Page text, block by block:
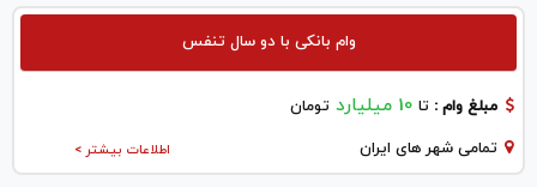
وام بانکی با دو سال تنفس
مبلغ وام : تا 10 میلیارد تومان
اطلاعات بیشتر > تمامی شهر های ایران